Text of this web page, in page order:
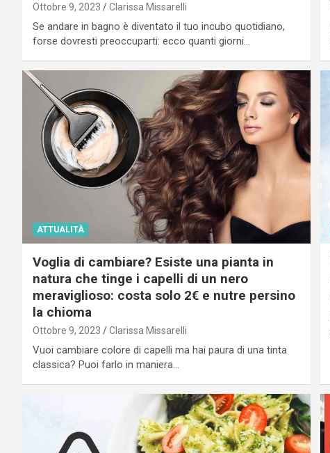
Ottobre 9, 2023 Clarissa Missarelli
Se andare in bagno è diventato il tuo incubo quotidiano,
forse dovresti preoccuparti: ecco quanti giorni…
ATTUALITÀ
Voglia di cambiare? Esiste una pianta in
natura che tinge i capelli di un nero
meraviglioso: costa solo 2€ e nutre persino
la chioma
Ottobre 9, 2023 Clarissa Missarelli
Vuoi cambiare colore di capelli ma hai paura di una tinta
classica? Puoi farlo in maniera…